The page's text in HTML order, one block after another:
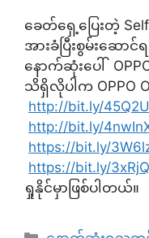
ခေတ်ရှေ့ပြေးတဲ့
အားခံပြီးစွမ်းဆော
နောက်ဆုံးပေါ်
သိရှိလိုပါက OPPO
http://bit.ly/
http://bit.ly/
https://bit.ly/
https://bit.ly/
ရှုနိုင်မှာဖြစ်ပါတယ်။
Categories